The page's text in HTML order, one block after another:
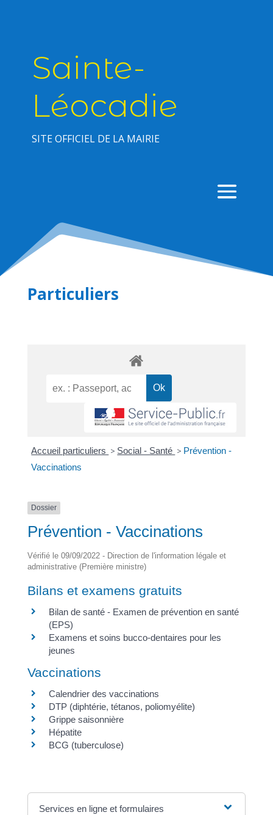
Sainte-
Léocadie
SITE OFFICIEL DE LA MAIRIE
Particuliers
Accueil particuliers > Social - Santé > Prévention -
Vaccinations
Dossier
Prévention - Vaccinations
Vérifié le 09/09/2022 - Direction de l'information légale et
administrative (Première ministre)
Bilans et examens gratuits
Bilan de santé - Examen de prévention en santé
(EPS)
Examens et soins bucco-dentaires pour les
jeunes
Vaccinations
Calendrier des vaccinations
DTP (diphtérie, tétanos, poliomyélite)
Grippe saisonnière
Hépatite
BCG (tuberculose)
Services en ligne et formulaires